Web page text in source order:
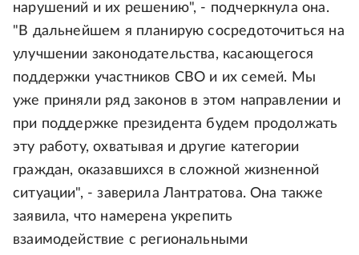
нарушений и их решению", - подчеркнула она.
"В дальнейшем я планирую сосредоточиться на
улучшении законодательства, касающегося
поддержки участников СВО и их семей. Мы
уже приняли ряд законов в этом направлении и
при поддержке президента будем продолжать
эту работу, охватывая и другие категории
граждан, оказавшихся в сложной жизненной
ситуации", - заверила Лантратова. Она также
заявила, что намерена укрепить
взаимодействие с региональными